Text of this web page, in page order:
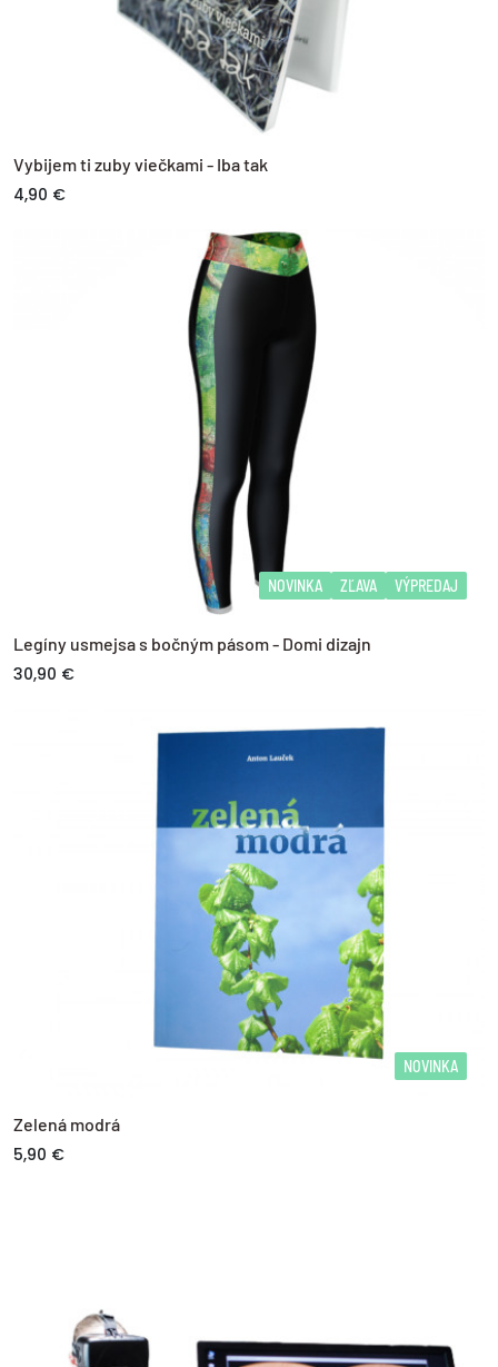
Vybijem ti zuby viečkami - Iba tak
4,90 €
NOVINKA ZĽAVA VÝPREDAJ
Legíny usmejsa s bočným pásom - Domi dizajn
30,90 €
NOVINKA
Zelená modrá
5,90 €